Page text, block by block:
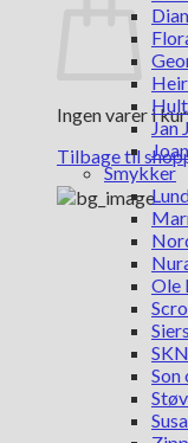
Ingen varer i
Tilbage til
Jan
Smykker
Ole
Son